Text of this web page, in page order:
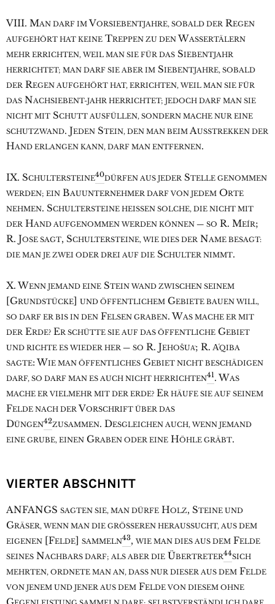
VIII. MAN DARF IMVORSIEBENTJAHRE, SOBALD DER REGEN
AUFGEHÖRT HAT KEINE TREPPEN ZU DEN WASSERTÄLERN
MEHR ERRICHTEN, WEIL MAN SIE FÜR DAS SIEBENTJAHR
HERRICHTET; MAN DARF SIE ABER IM SIEBENTJAHRE, SOBALD
DER REGEN AUFGEHÖRT HAT, ERRICHTEN, WEIL MAN SIE FÜR
DAS NACHSIEBENT-JAHR HERRICHTET; JEDOCH DARF MAN SIE
NICHT MIT SCHUTT AUSFÜLLEN, SONDERN MACHE NUR EINE
SCHUTZWAND. JEDEN STEIN, DEN MAN BEIM AUSSTREKKEN DER
HAND ERLANGEN KANN, DARF MAN ENTFERNEN.
IX. SCHULTERSTEINE40DÜRFEN AUS JEDER STELLE GENOMMEN
WERDEN; EIN BAUUNTERNEHMER DARF VON JEDEM ORTE
NEHMEN. SCHULTERSTEINE HEISSEN SOLCHE, DIE NICHT MIT
DER HAND AUFGENOMMEN WERDEN KÖNNEN — SO R. MEÍR;
R. JOSE SAGT, SCHULTERSTEINE, WIE DIES DER NAME BESAGT:
DIE MAN JE ZWEI ODER DREI AUF DIE SCHULTER NIMMT.
X. WENN JEMAND EINE STEIN WAND ZWISCHEN SEINEM
[GRUNDSTÜCKE] UND ÖFFENTLICHEM GEBIETE BAUEN WILL,
SO DARF ER BIS IN DEN FELSEN GRABEN. WAS MACHE ER MIT
DER ERDE? ER SCHÜTTE SIE AUF DAS ÖFFENTLICHE GEBIET
UND RICHTE ES WIEDER HER — SO R. JEHOŠUA͑; R. A͑QIBA
SAGTE: WIE MAN ÖFFENTLICHES GEBIET NICHT BESCHÄDIGEN
DARF, SO DARF MAN ES AUCH NICHT HERRICHTEN41. WAS
MACHE ER VIELMEHR MIT DER ERDE? ER HÄUFE SIE AUF SEINEM
FELDE NACH DER VORSCHRIFT ÜBER DAS
DÜNGEN42ZUSAMMEN. DESGLEICHEN AUCH, WENN JEMAND
EINE GRUBE, EINEN GRABEN ODER EINE HÖHLE GRÄBT.
VIERTER ABSCHNITT
ANFANGS SAGTEN SIE, MAN DÜRFE HOLZ, STEINE UND
GRÄSER, WENN MAN DIE GRÖSSEREN HERAUSSUCHT, AUS DEM
EIGENEN [FELDE] SAMMELN43, WIE MAN DIES AUS DEM FELDE
SEINES NACHBARS DARF; ALS ABER DIE ÜBERTRETER44SICH
MEHRTEN, ORDNETE MAN AN, DASS NUR DIESER AUS DEM FELDE
VON JENEM UND JENER AUS DEM FELDE VON DIESEM OHNE
G